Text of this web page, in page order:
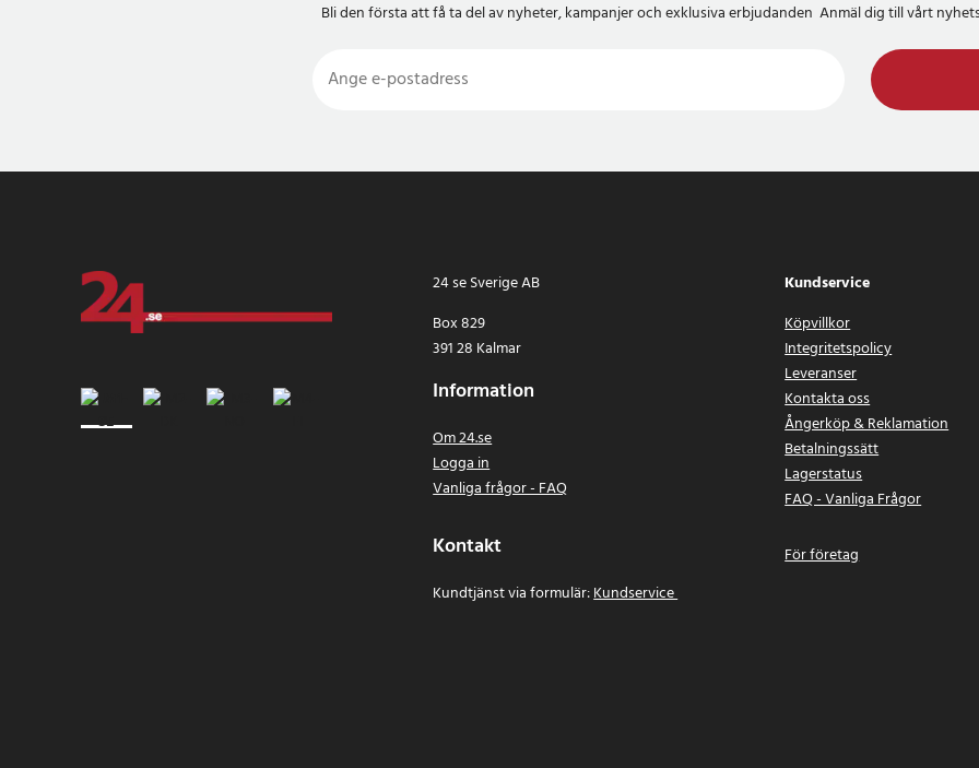
Bli den första att få ta del av nyheter, kampanjer och exklusiva erbjudanden Anmäl dig till vårt
24 se Sverige AB
Box 829
391 28 Kalmar
Information
Om 24.se
Logga in
Vanliga frågor - FAQ
Kontakt
Kundtjänst via formulär:Kundservice
Kundservice
Köpvillkor
Integritetspolicy
Leveranser
Kontakta oss
Ångerköp & Reklamation
Betalningssätt
Lagerstatus
FAQ - Vanliga Frågor
För företag